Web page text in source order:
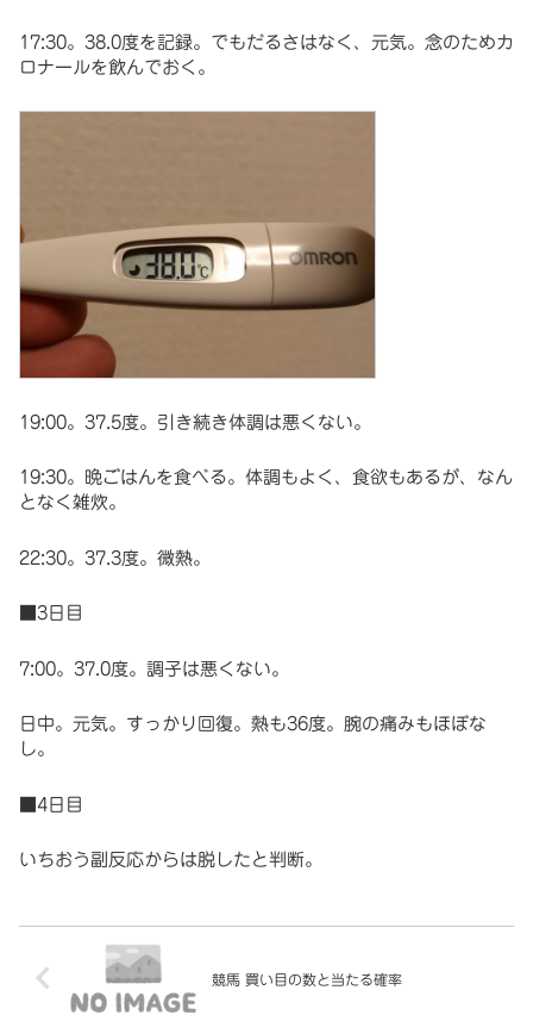
17:30。38.0度を記録。でもだるさはなく、元気。念のためカ
ロナールを飲んでおく。
19:00。37.5度。引き続き体調は悪くない。
19:30。晩ごはんを食べる。体調もよく、食欲もあるが、なん
となく雑炊。
22:30。37.3度。微熱。
■3日目
7:00。37.0度。調子は悪くない。
日中。元気。すっかり回復。熱も36度。腕の痛みもほぼな
し。
■4日目
いちおう副反応からは脱したと判断。
競馬 買い目の数と当たる確率